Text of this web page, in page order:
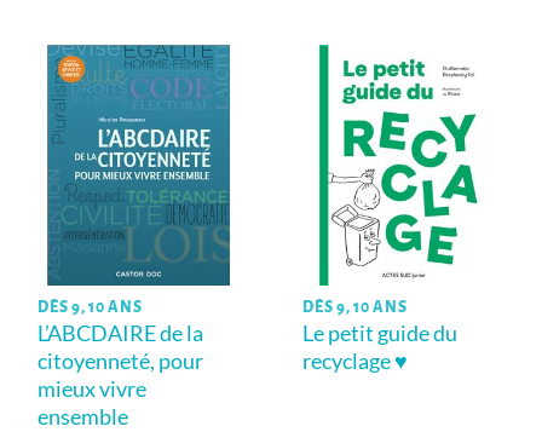
DÈS 9, 10 ANS
L’ABCDAIRE de la
citoyenneté, pour
mieux vivre
ensemble
DÈS 9, 10 ANS
Le petit guide du
recyclage ♥